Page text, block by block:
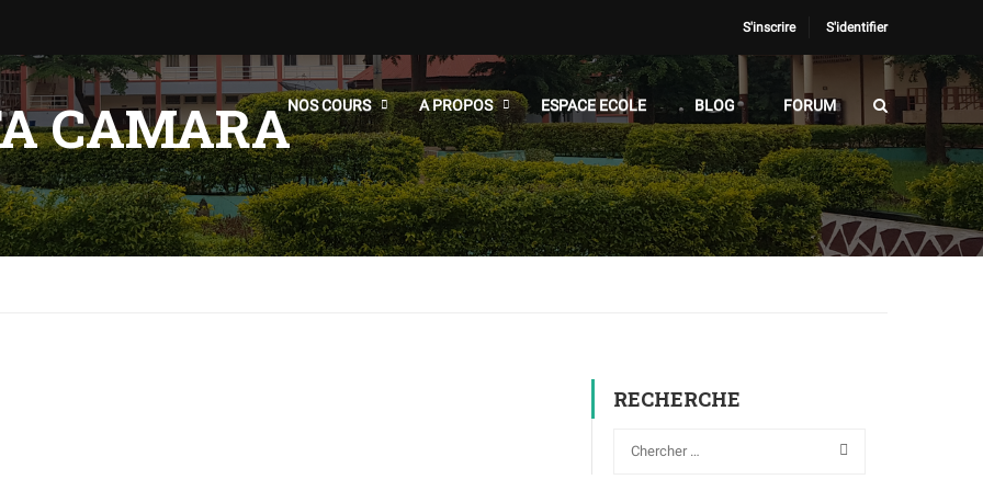
S'inscrire S'identifier
NOS COURS A PROPOS ESPACE ECOLE BLOG FORUM
CAMARA
RECHERCHE